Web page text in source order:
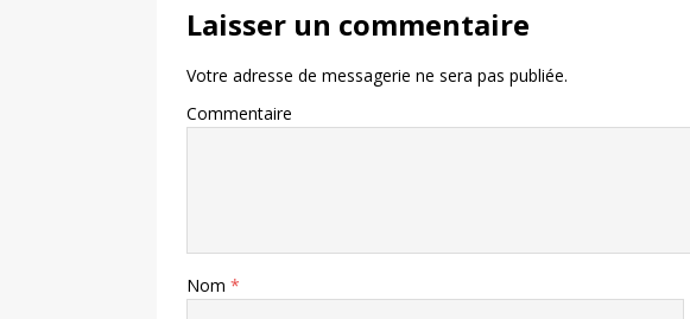
Laisser un commentaire
Votre adresse de messagerie ne sera pas publiée.
Commentaire
Nom *